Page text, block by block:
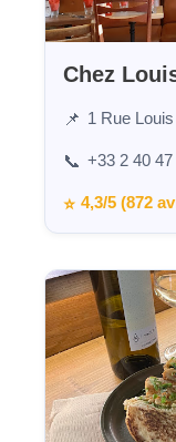
Chez
📌 1 Rue
📞 +33 2 40 47
⭐ 4,3/5 (872